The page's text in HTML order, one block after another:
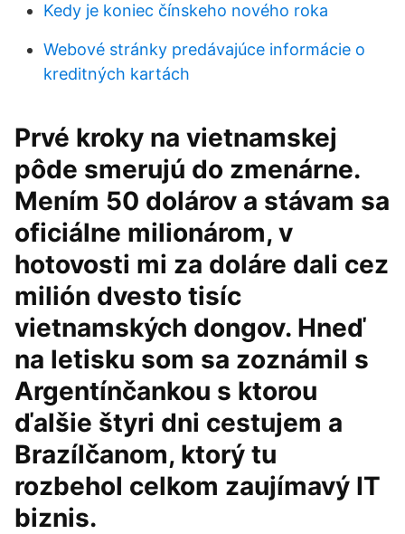
Kedy je koniec čínskeho nového roka
Webové stránky predávajúce informácie o
kreditných kartách
Prvé kroky na vietnamskej
pôde smerujú do zmenárne.
Mením 50 dolárov a stávam sa
oficiálne milionárom, v
hotovosti mi za doláre dali cez
milión dvesto tisíc
vietnamských dongov. Hneď
na letisku som sa zoznámil s
Argentínčankou s ktorou
ďalšie štyri dni cestujem a
Brazílčanom, ktorý tu
rozbehol celkom zaujímavý IT
biznis.